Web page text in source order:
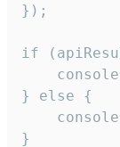
});
if
} else {
}